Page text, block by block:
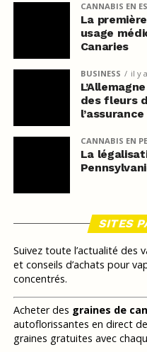
CANNABIS EN
La
usage
Canaries
BUSINESS il y
des fleurs
CANNABIS EN
La
SITES
Suivez toute l’actualité des
et conseils d’achats pour
concentrés.
Acheter des graines de
autoflorissantes en direct de
graines gratuites avec